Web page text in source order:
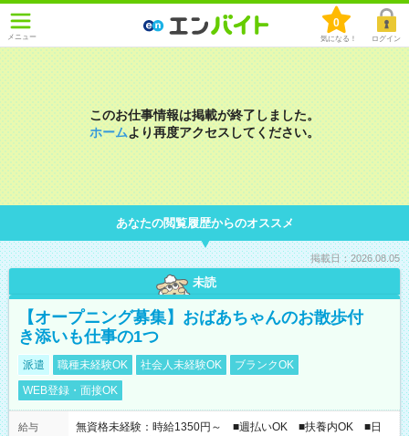
メニュー
0
気になる！ ログイン
このお仕事情報は掲載が終了しました。
ホームより再度アクセスしてください。
あなたの閲覧履歴からのオススメ
掲載日：2026.08.05
未読
【オープニング募集】おばあちゃんのお散歩付
き添いも仕事の1つ
派遣 職種未経験OK 社会人未経験OK
ブランクOK
WEB登録・面接OK
給与
無資格未経験：時給1350円～ ■週払いOK ■扶養内OK ■日